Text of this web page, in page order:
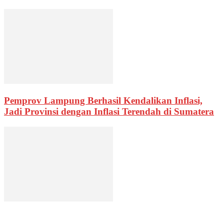
Pemprov Lampung Berhasil Kendalikan Inflasi,
Jadi Provinsi dengan Inflasi Terendah di Sumatera